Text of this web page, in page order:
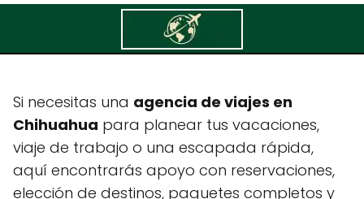
Tara Aventuras
Si necesitas una agencia de viajes en
Chihuahua para planear tus vacaciones,
viaje de trabajo o una escapada rápida,
aquí encontrarás apoyo con reservaciones,
elección de destinos, paquetes completos y